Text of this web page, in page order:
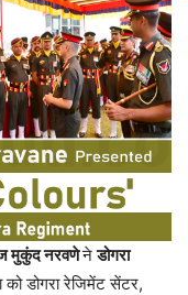
मुकुंद नरवणेनेडोगरा
को डोगरा रेजिमेंट सेंटर,